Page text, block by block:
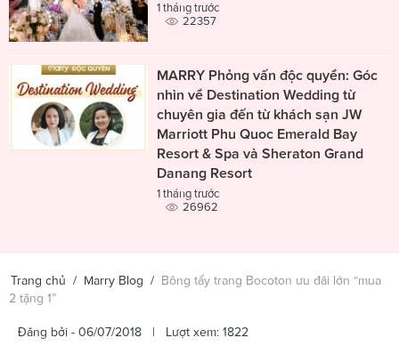
1 tháng trước
22357
MARRY Phỏng vấn độc quyền: Góc
nhìn về Destination Wedding từ
chuyên gia đến từ khách sạn JW
Marriott Phu Quoc Emerald Bay
Resort & Spa và Sheraton Grand
Danang Resort
1 tháng trước
26962
Trang chủ / Marry Blog / Bông tẩy trang Bocoton ưu đãi lớn “mua
2 tặng 1”
Đăng bởi - 06/07/2018 | Lượt xem: 1822